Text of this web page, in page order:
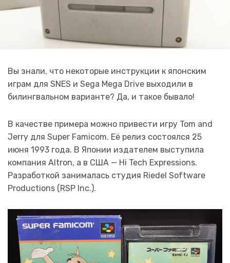
Вы знали, что некоторые инструкции к японским
играм для SNES и Sega Mega Drive выходили в
билингвальном варианте? Да, и такое бывало!
В качестве примера можно привести игру Tom and
Jerry для Super Famicom. Её релиз состоялся 25
июня 1993 года. В Японии издателем выступила
компания Altron, а в США — Hi Tech Expressions.
Разработкой занималась студия Riedel Software
Productions (RSP Inc.).